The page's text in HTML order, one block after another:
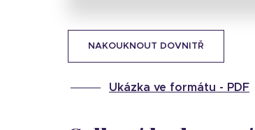
NAKOUKNOUT DOVNITŘ
Ukázka ve formátu - PDF